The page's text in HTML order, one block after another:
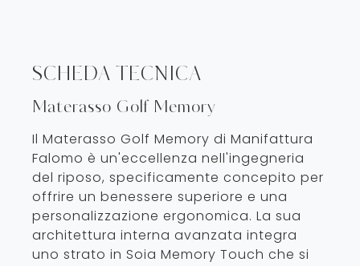
SCHEDA TECNICA
Materasso Golf Memory
Il Materasso Golf Memory di Manifattura
Falomo è un'eccellenza nell'ingegneria
del riposo, specificamente concepito per
offrire un benessere superiore e una
personalizzazione ergonomica. La sua
architettura interna avanzata integra
uno strato in Soia Memory Touch che si